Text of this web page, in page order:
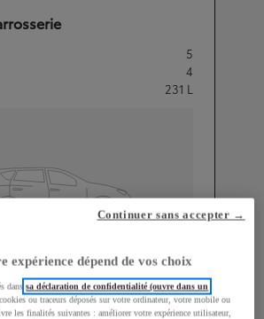
5
4
231 L
Longueur
3 776mm
expérience dépend de vos choix
danssa déclaration de confidentialité (ouvre dans un
ou traceurs déposés sur votre ordinateur, votre mobile ou
les finalités suivantes : améliorer votre expérience utilisateur,
Continuer sans accepter →